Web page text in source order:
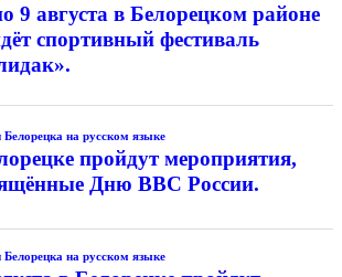
9 августа в Белорецком районе
спортивный фестиваль
Белорецка на русском языке
пройдут мероприятия,
Дню ВВС России.
Белорецка на русском языке